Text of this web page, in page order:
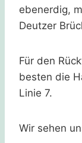
ebenerdig,
Deutzer
Für den
besten die
Linie 7.
Wir sehen